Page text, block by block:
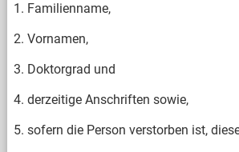
1. Familienname,
2. Vornamen,
3. Doktorgrad und
4. derzeitige Anschriften sowie,
5. sofern die Person verstorben ist,